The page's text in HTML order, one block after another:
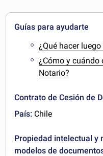
Guías para ayudarte
¿Qué hacer
¿Cómo y
Notario?
Contrato de Cesión de
País: Chile
Propiedad intelectual y
modelos de